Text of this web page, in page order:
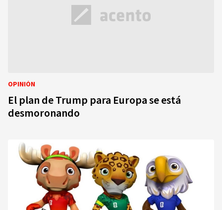
OPINIÓN
El plan de Trump para Europa se está
desmoronando